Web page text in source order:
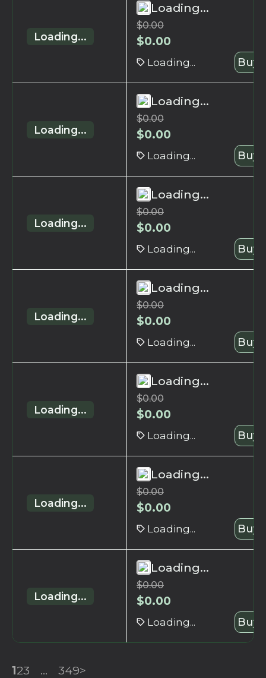
Loading...
Loading...
$0.00
$0.00
Loading... Buy
Loading...
Loading...
$0.00
$0.00
Loading... Buy
Loading...
Loading...
$0.00
$0.00
Loading... Buy
Loading...
Loading...
$0.00
$0.00
Loading... Buy
Loading...
Loading...
$0.00
$0.00
Loading... Buy
Loading...
Loading...
$0.00
$0.00
Loading... Buy
Loading...
Loading...
$0.00
$0.00
Loading... Buy
123 ... 349>